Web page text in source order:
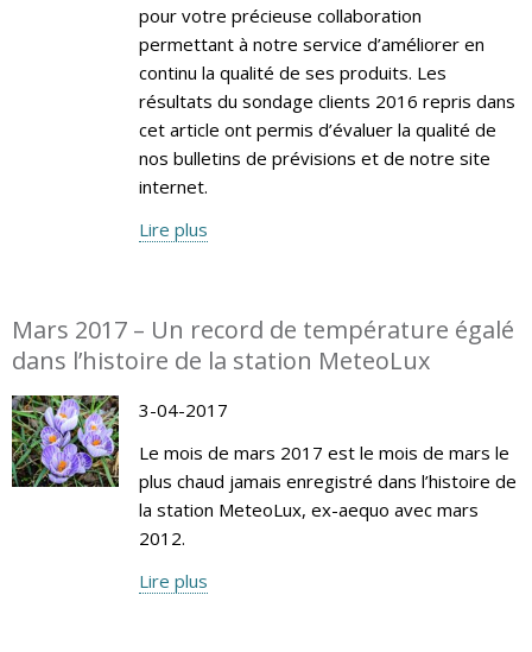
pour votre précieuse collaboration
permettant à notre service d’améliorer en
continu la qualité de ses produits. Les
résultats du sondage clients 2016 repris dans
cet article ont permis d’évaluer la qualité de
nos bulletins de prévisions et de notre site
internet.
Lire plus
Mars 2017 – Un record de température égalé
dans l’histoire de la station MeteoLux
3-04-2017
Le mois de mars 2017 est le mois de mars le
plus chaud jamais enregistré dans l’histoire de
la station MeteoLux, ex-aequo avec mars
2012.
Lire plus